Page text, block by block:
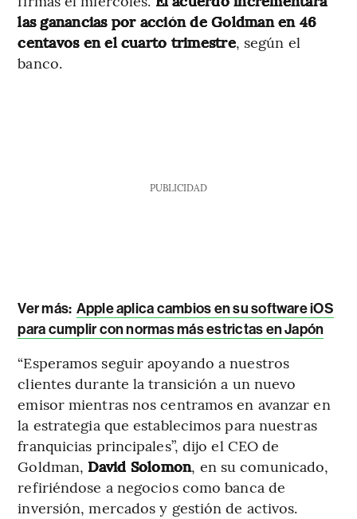
las ganancias por acción de Goldman en 46
centavos en el cuarto trimestre, según el
banco.
PUBLICIDAD
Ver más: Apple aplica cambios en su software iOS
para cumplir con normas más estrictas en Japón
“Esperamos seguir apoyando a nuestros
clientes durante la transición a un nuevo
emisor mientras nos centramos en avanzar en
la estrategia que establecimos para nuestras
franquicias principales”, dijo el CEO de
Goldman, David Solomon, en su comunicado,
refiriéndose a negocios como banca de
inversión, mercados y gestión de activos.